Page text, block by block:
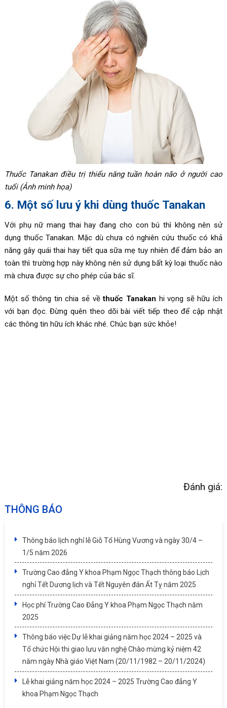
Thuốc Tanakan điều trị thiểu năng tuần hoàn não ở người cao
tuổi (Ảnh minh họa)
6. Một số lưu ý khi dùng thuốc Tanakan
Với phụ nữ mang thai hay đang cho con bú thì không nên sử
dụng thuốc Tanakan. Mặc dù chưa có nghiên cứu thuốc có khả
năng gây quái thai hay tiết qua sữa mẹ tuy nhiên để đảm bảo an
toàn thì trường hợp này không nên sử dụng bất kỳ loại thuốc nào
mà chưa được sự cho phép của bác sĩ.
Một số thông tin chia sẻ vềthuốc Tanakan hi vọng sẽ hữu ích
với bạn đọc. Đừng quên theo dõi bài viết tiếp theo để cập nhật
các thông tin hữu ích khác nhé. Chúc bạn sức khỏe!
Đánh giá:
THÔNG BÁO
Thông báo lịch nghỉ lễ Giỗ Tổ Hùng Vương và ngày 30/4 –
1/5 năm 2026
Trường Cao đẳng Y khoa Phạm Ngọc Thạch thông báo Lịch
nghỉ Tết Dương lịch và Tết Nguyên đán Ất Tỵ năm 2025
Học phí Trường Cao Đẳng Y khoa Phạm Ngọc Thạch năm
2025
Thông báo việc Dự lễ khai giảng năm học 2024 – 2025 và
Tổ chức Hội thi giao lưu văn nghệ Chào mừng kỷ niệm 42
năm ngày Nhà giáo Việt Nam (20/11/1982 – 20/11/2024)
Lễ khai giảng năm học 2024 – 2025 Trường Cao đẳng Y
khoa Phạm Ngọc Thạch